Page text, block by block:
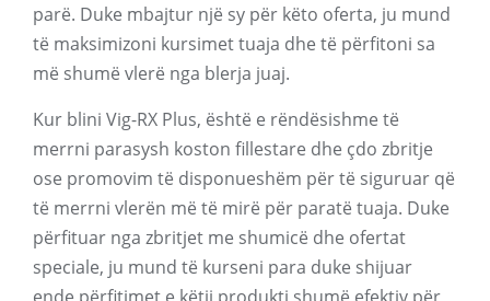
parë. Duke mbajtur një sy për këto oferta, ju mund
të maksimizoni kursimet tuaja dhe të përfitoni sa
më shumë vlerë nga blerja juaj.
Kur blini Vig-RX Plus, është e rëndësishme të
merrni parasysh koston fillestare dhe çdo zbritje
ose promovim të disponueshëm për të siguruar që
të merrni vlerën më të mirë për paratë tuaja. Duke
përfituar nga zbritjet me shumicë dhe ofertat
speciale, ju mund të kurseni para duke shijuar